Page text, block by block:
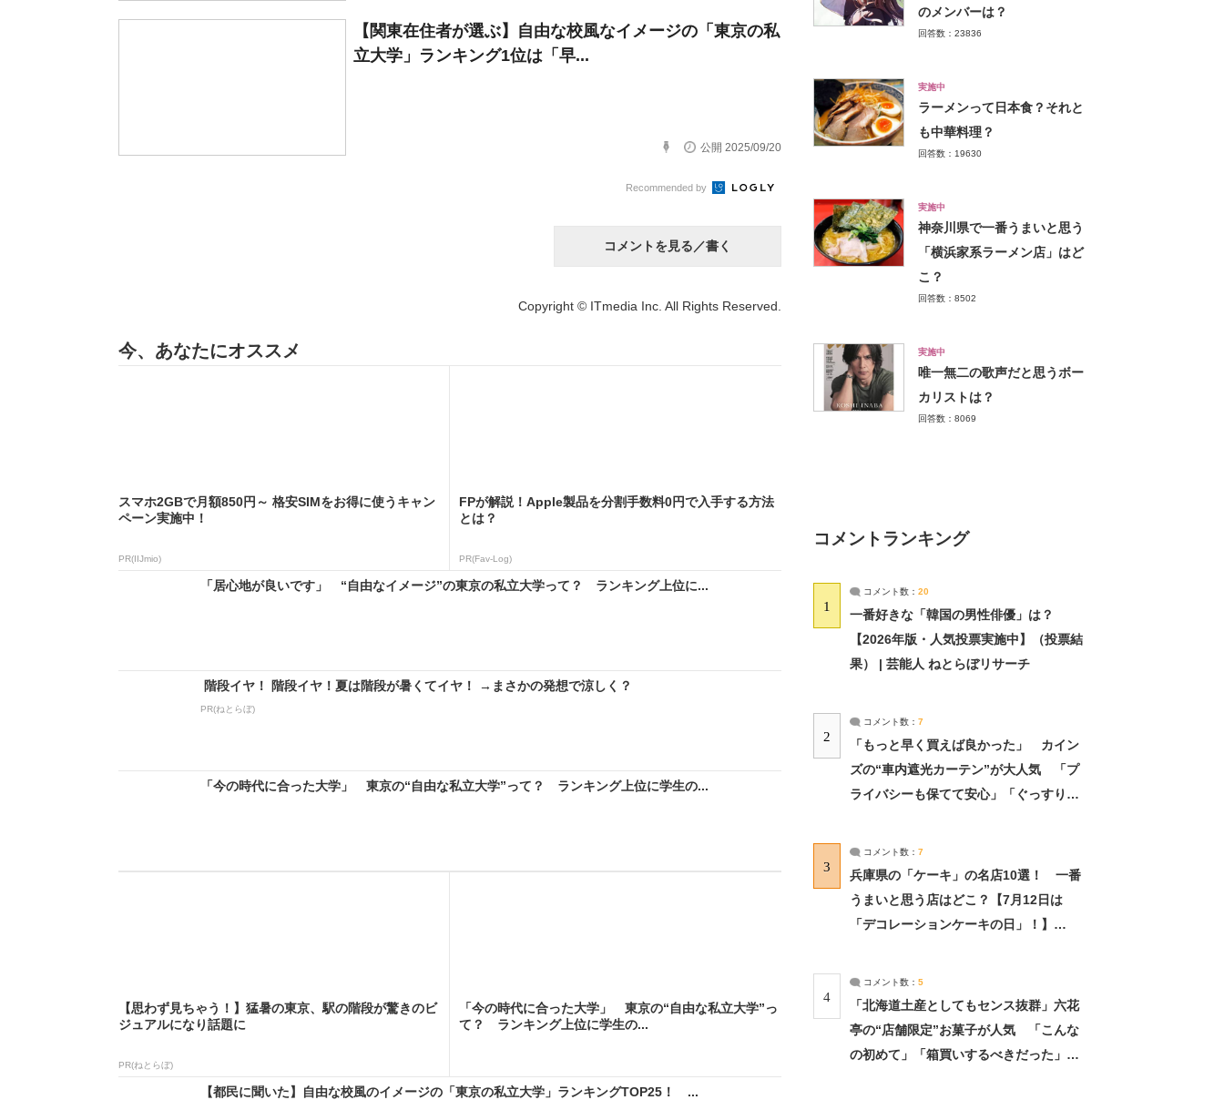
【関東在住者が選ぶ】自由な校風なイメージの「東京の私
立大学」ランキング1位は「早...
公開 2025/09/20
Recommended by
コメントを見る／書く
Copyright © ITmedia Inc. All Rights Reserved.
今、あなたにオススメ
スマホ2GBで月額850円～ 格安SIMをお得に使うキャン
ペーン実施中！
PR(IIJmio)
FPが解説！Apple製品を分割手数料0円で入手する方法
とは？
PR(Fav-Log)
「居心地が良いです」 “自由なイメージ”の東京の私立大学って？ ランキング上位に...
階段イヤ！ 階段イヤ！夏は階段が暑くてイヤ！ →まさかの発想で涼しく？
PR(ねとらぼ)
「今の時代に合った大学」 東京の“自由な私立大学”って？ ランキング上位に学生の...
【思わず見ちゃう！】猛暑の東京、駅の階段が驚きのビ
ジュアルになり話題に
PR(ねとらぼ)
「今の時代に合った大学」 東京の“自由な私立大学”っ
て？ ランキング上位に学生の...
【都民に聞いた】自由な校風のイメージの「東京の私立大学」ランキングTOP25！ ...
のメンバーは？
回答数：23836
実施中
ラーメンって日本食？それと
も中華料理？
回答数：19630
実施中
神奈川県で一番うまいと思う
「横浜家系ラーメン店」はど
こ？
回答数：8502
実施中
唯一無二の歌声だと思うボー
カリストは？
回答数：8069
コメントランキング
1
コメント数： 20
一番好きな「韓国の男性俳優」は？
【2026年版・人気投票実施中】（投票結
果） | 芸能人 ねとらぼリサーチ
2
コメント数： 7
「もっと早く買えば良かった」 カイン
ズの“車内遮光カーテン”が大人気 「プ
ライバシーも保てて安心」「ぐっすり眠
3
コメント数： 7
兵庫県の「ケーキ」の名店10選！ 一番
うまいと思う店はどこ？【7月12日は
「デコレーションケーキの日」！】
4
コメント数： 5
「北海道土産としてもセンス抜群」六花
亭の“店舗限定”お菓子が人気 「こんな
の初めて」「箱買いするべきだった」